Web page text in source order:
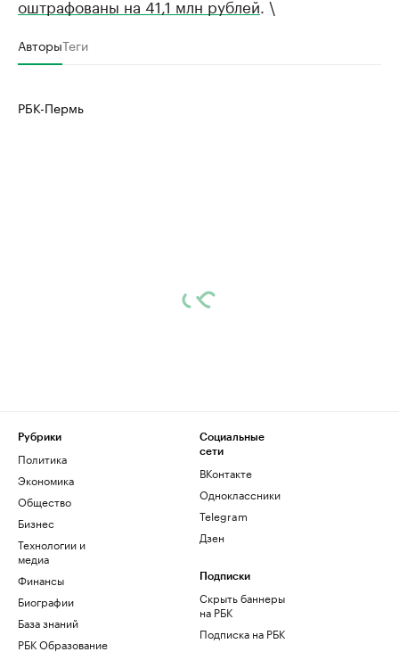
оштрафованы на 41,1 млн рублей . \
АвторыТеги
РБК-Пермь
Рубрики
Политика
Экономика
Общество
Бизнес
Технологии и
медиа
Финансы
Биографии
База знаний
РБК Образование
Социальные
сети
ВКонтакте
Одноклассники
Telegram
Дзен
Подписки
Скрыть баннеры
на РБК
Подписка на РБК